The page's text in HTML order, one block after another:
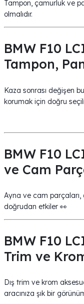
Tampon, çamurluk ve
olmalıdır.
BMW F10
Tampon,
Kaza sonrası değişen
korumak için doğru
BMW F10
ve Cam
Ayna ve cam parçaları,
doğrudan etkiler 👀
BMW F10
Trim ve
Dış trim ve krom
aracınıza şık bir